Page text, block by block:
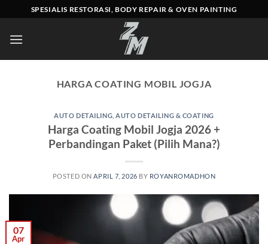
to
content
SPESIALIS RESTORASI, BODY REPAIR & OVEN PAINTING
HARGA COATING MOBIL JOGJA
AUTO DETAILING ,AUTO DETAILING & COATING
Harga Coating Mobil Jogja 2026 +
Perbandingan Paket (Pilih Mana?)
POSTED ON APRIL 7, 2026 BY ROYANROMADHON
07
Apr